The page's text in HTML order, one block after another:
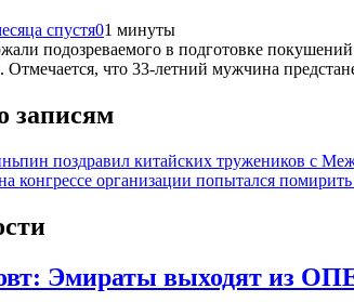
спустя01 минуты
подозреваемого в подготовке
что 33-летний мужчина
записям
поздравил китайских тружеников с
конгрессе организации попытался
Эмираты выходят из